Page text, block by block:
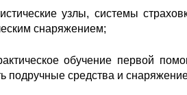
узлы, системы
снаряжением;
обучение первой
подручные средства и